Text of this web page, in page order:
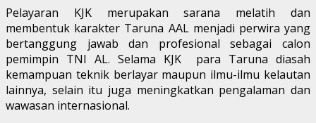
Pelayaran KJK merupakan sarana melatih dan
membentuk karakter Taruna AAL menjadi perwira yang
bertanggung jawab dan profesional sebagai calon
pemimpin TNI AL. Selama KJK para Taruna diasah
kemampuan teknik berlayar maupun ilmu-ilmu kelautan
lainnya, selain itu juga meningkatkan pengalaman dan
wawasan internasional.